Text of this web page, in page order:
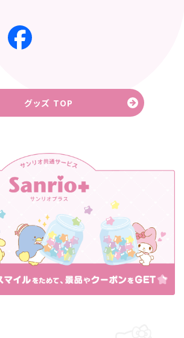
グッズ TOP